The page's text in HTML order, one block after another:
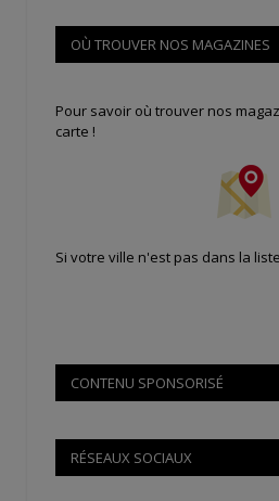
OÙ TROUVER NOS MAGAZINES
Pour savoir où trouver nos
carte !
Si votre ville n'est pas dans la
CONTENU SPONSORISÉ
RÉSEAUX SOCIAUX